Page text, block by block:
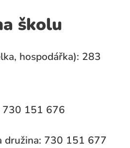
školu
hospodářka): 283
730 151 676
družina: 730 151 677